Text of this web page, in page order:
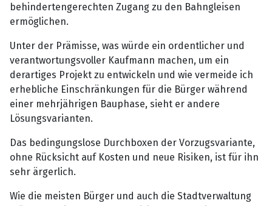
behindertengerechten Zugang zu den Bahngleisen
ermöglichen.
Unter der Prämisse, was würde ein ordentlicher und
verantwortungsvoller Kaufmann machen, um ein
derartiges Projekt zu entwickeln und wie vermeide ich
erhebliche Einschränkungen für die Bürger während
einer mehrjährigen Bauphase, sieht er andere
Lösungsvarianten.
Das bedingungslose Durchboxen der Vorzugsvariante,
ohne Rücksicht auf Kosten und neue Risiken, ist für ihn
sehr ärgerlich.
Wie die meisten Bürger und auch die Stadtverwaltung